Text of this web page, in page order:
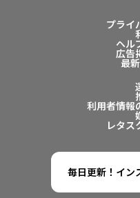
プライ
ヘル
広告
最
利用者情報
レタス
毎日更新！イン